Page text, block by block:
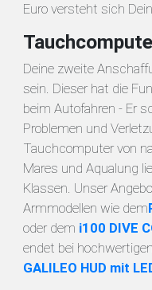
Euro versteht sich
Deine zweite
sein. Dieser hat die
beim Autofahren - Er
Problemen und
Tauchcomputer von
Mares und Aqualung
Klassen. Unser
Armmodellen wie dem
oder dem i100 DIVE
endet bei
GALILEO HUD mit